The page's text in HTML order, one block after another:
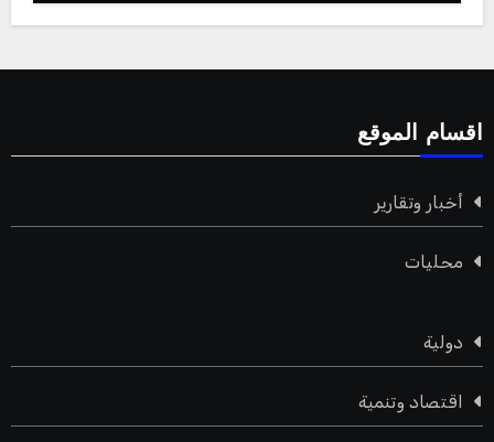
اقسام الموقع
أخبار وتقارير
محليات
دولية
اقتصاد وتنمية